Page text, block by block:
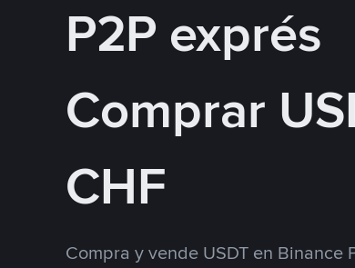
P2P exprés
Comprar
CHF
Compra y vende USDT en Binance